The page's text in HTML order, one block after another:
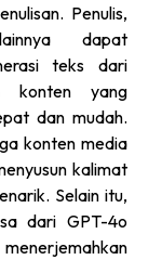
Penulis,
dapat
teks dari
konten yang
dan mudah.
konten media
kalimat
Selain itu,
dari GPT-4o